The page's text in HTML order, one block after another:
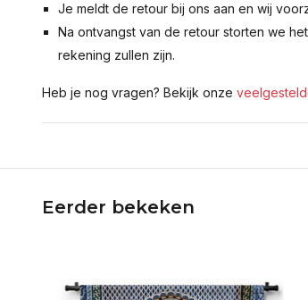
Je meldt de retour bij ons aan en wij
Na ontvangst van de retour storten we het
rekening zullen zijn.
Heb je nog vragen? Bekijk onze
Eerder bekeken